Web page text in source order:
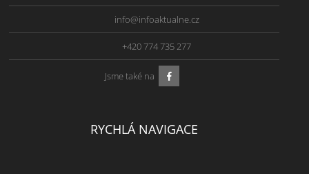
info@infoaktualne.cz
+420 774 735 277
Jsme také na
RYCHLÁ NAVIGACE